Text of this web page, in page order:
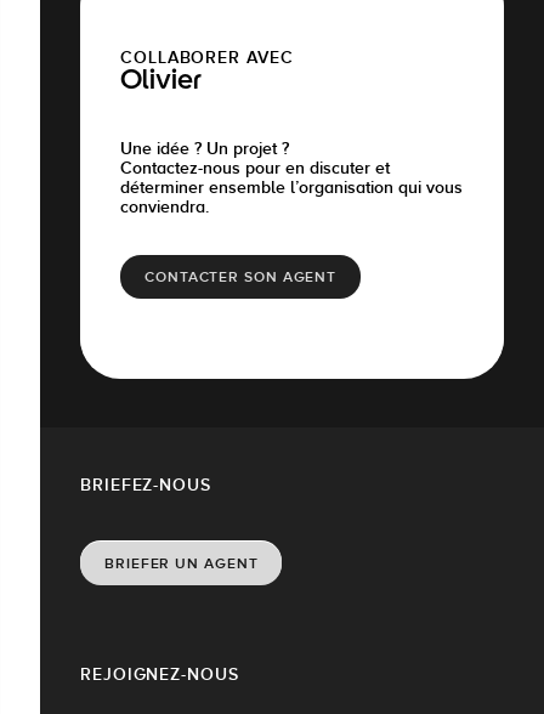
COLLABORER AVEC
Olivier
Une idée ? Un projet ?
Contactez-nous pour en discuter et
déterminer ensemble l’organisation qui vous
conviendra.
CONTACTER SON AGENT
REJOIGNEZ-NOUS
BRIEFEZ-NOUS
BRIEFER UN AGENT